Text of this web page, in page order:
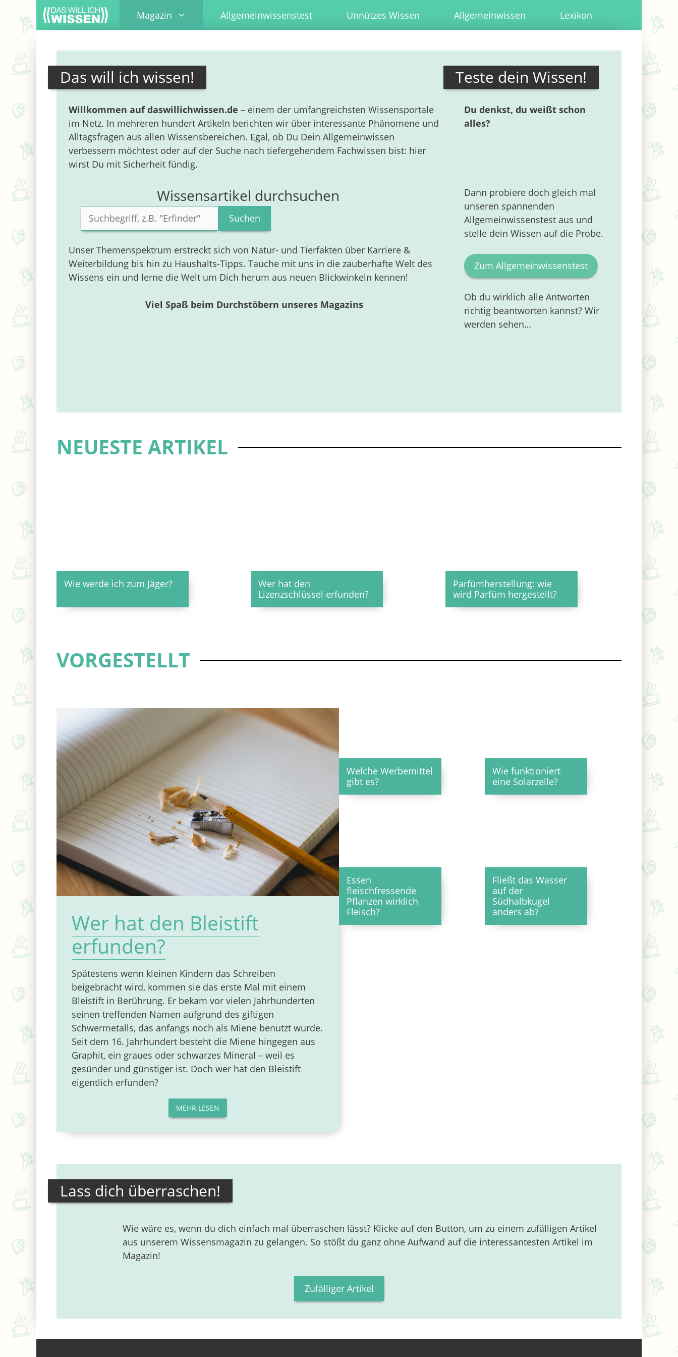
Inhalt
springen
Magazin Allgemeinwissenstest Unnützes Wissen Allgemeinwissen Lexikon
Das will ich wissen!
Willkommen auf daswillichwissen.de – einem der umfangreichsten Wissensportale
im Netz. In mehreren hundert Artikeln berichten wir über interessante Phänomene und
Alltagsfragen aus allen Wissensbereichen. Egal, ob Du Dein Allgemeinwissen
verbessern möchtest oder auf der Suche nach tiefergehendem Fachwissen bist: hier
wirst Du mit Sicherheit fündig.
Wissensartikel durchsuchen
Suchen
Unser Themenspektrum erstreckt sich von Natur- und Tierfakten über Karriere &
Weiterbildung bis hin zu Haushalts-Tipps. Tauche mit uns in die zauberhafte Welt des
Wissens ein und lerne die Welt um Dich herum aus neuen Blickwinkeln kennen!
Viel Spaß beim Durchstöbern unseres Magazins
Teste dein Wissen!
Du denkst, du weißt schon
alles?
Dann probiere doch gleich mal
unseren spannenden
Allgemeinwissenstest aus und
stelle dein Wissen auf die Probe.
Zum Allgemeinwissenstest
Ob du wirklich alle Antworten
richtig beantworten kannst? Wir
werden sehen…
NEUESTE ARTIKEL
Wie werde ich zum Jäger?
Wer hat den
Lizenzschlüssel erfunden?
Parfümherstellung: wie
wird Parfüm hergestellt?
VORGESTELLT
Wer hat den Bleistift
erfunden?
Spätestens wenn kleinen Kindern das Schreiben
beigebracht wird, kommen sie das erste Mal mit einem
Bleistift in Berührung. Er bekam vor vielen Jahrhunderten
seinen treffenden Namen aufgrund des giftigen
Schwermetalls, das anfangs noch als Miene benutzt wurde.
Seit dem 16. Jahrhundert besteht die Miene hingegen aus
Graphit, ein graues oder schwarzes Mineral – weil es
gesünder und günstiger ist. Doch wer hat den Bleistift
eigentlich erfunden?
MEHR LESEN
Welche Werbemittel
gibt es?
Wie funktioniert
eine Solarzelle?
Essen
fleischfressende
Pflanzen wirklich
Fleisch?
Fließt das Wasser
auf der
Südhalbkugel
anders ab?
Lass dich überraschen!
Wie wäre es, wenn du dich einfach mal überraschen lässt? Klicke auf den Button, um zu einem zufälligen Artikel
aus unserem Wissensmagazin zu gelangen. So stößt du ganz ohne Aufwand auf die interessantesten Artikel im
Magazin!
Zufälliger Artikel